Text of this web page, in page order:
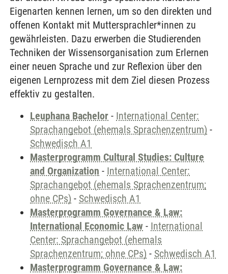
Eigenarten kennen lernen, um so den direkten und
offenen Kontakt mit Muttersprachler*innen zu
gewährleisten. Dazu erwerben die Studierenden
Techniken der Wissensorganisation zum Erlernen
einer neuen Sprache und zur Reflexion über den
eigenen Lernprozess mit dem Ziel diesen Prozess
effektiv zu gestalten.
Leuphana Bachelor - International Center:
Sprachangebot (ehemals Sprachenzentrum) -
Schwedisch A1
Masterprogramm Cultural Studies: Culture
and Organization - International Center:
Sprachangebot (ehemals Sprachenzentrum;
ohne CPs) - Schwedisch A1
Masterprogramm Governance & Law:
International Economic Law - International
Center: Sprachangebot (ehemals
Sprachenzentrum; ohne CPs) - Schwedisch A1
Masterprogramm Governance & Law: